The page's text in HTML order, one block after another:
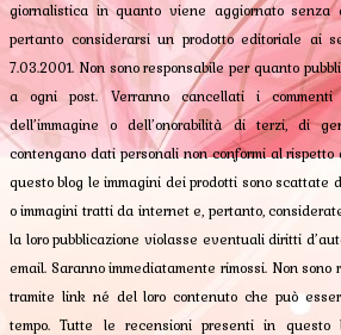
giornalistica in quanto viene aggiornato senza
pertanto considerarsi un prodotto editoriale ai
7.03.2001. Non sono responsabile per quanto
a ogni post. Verranno cancellati i
dell’immagine o dell’onorabilità di terzi, di
contengano dati personali non conformi al
questo blog le immagini dei prodotti sono scattate
o immagini tratti da internet e, pertanto,
la loro pubblicazione violasse eventuali diritti
email. Saranno immediatamente rimossi. Non
tramite link né del loro contenuto che può
tempo. Tutte le recensioni presenti in